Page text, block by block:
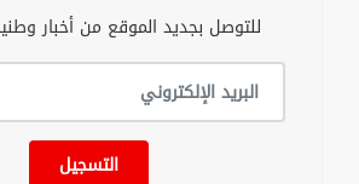
للتوصل بجديد الموقع من أخبار
التسجيل